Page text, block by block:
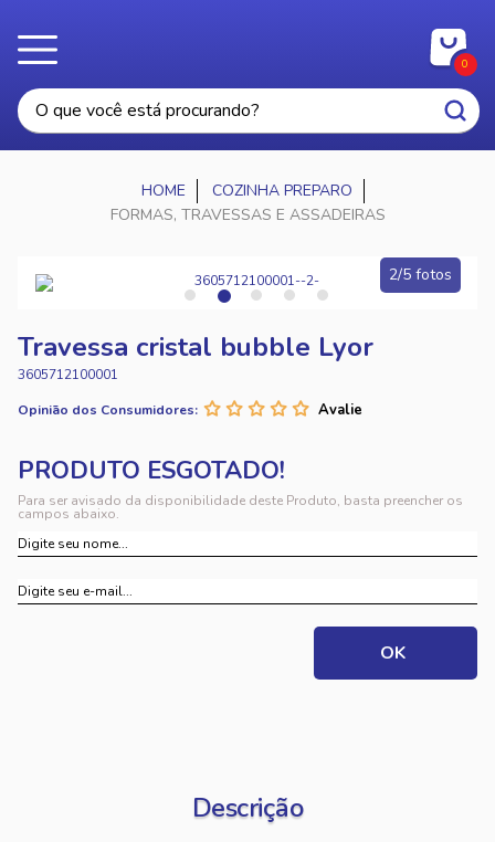
0
COZINHA PREPARO
FORMAS, TRAVESSAS E ASSADEIRAS
2/5 fotos
Travessa cristal bubble Lyor
3605712100001
Opinião dos Consumidores:
Para ser avisado da disponibilidade deste Produto, basta preencher os
campos abaixo.
Descrição